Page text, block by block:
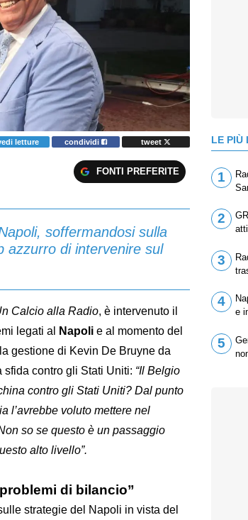
letture condividi
tweet
FONTI PREFERITE
soffermandosi sulla
azzurro di intervenire sul
Calcio alla Radio, è intervenuto il
legati al Napoli e al momento del
gestione di Kevin De Bruyne da
contro gli Stati Uniti: “Il Belgio
contro gli Stati Uniti? Dal punto
l’avrebbe voluto mettere nel
so se questo è un passaggio
alto livello”.
di bilancio”
strategie del Napoli in vista del
LE PIÙ
1
2
3
4
e
5